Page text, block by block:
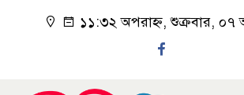
১১:৩২ অপরাহ্ন, শুক্রবার, ০৭